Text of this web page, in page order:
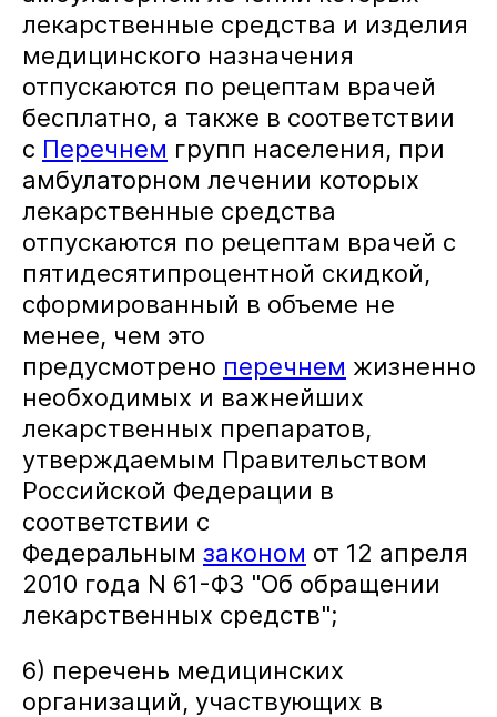
лекарственные средства и изделия
медицинского назначения
отпускаются по рецептам врачей
бесплатно, а также в соответствии
с Перечнем групп населения, при
амбулаторном лечении которых
лекарственные средства
отпускаются по рецептам врачей с
пятидесятипроцентной скидкой,
сформированный в объеме не
менее, чем это
предусмотрено перечнем жизненно
необходимых и важнейших
лекарственных препаратов,
утверждаемым Правительством
Российской Федерации в
соответствии с
Федеральным законом от 12 апреля
2010 года N 61-ФЗ "Об обращении
лекарственных средств";
6) перечень медицинских
организаций, участвующих в